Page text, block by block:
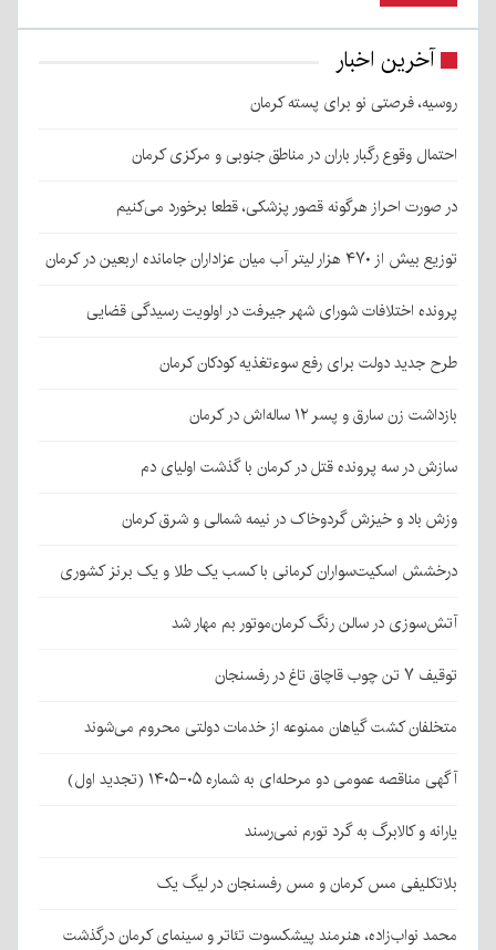
آخرین اخبار
روسیه، فرصتی نو برای پسته کرمان
احتمال وقوع رگبار باران در مناطق جنوبی و مرکزی کرمان
در صورت احراز هرگونه قصور پزشکی، قطعا برخورد می‌کنیم
توزیع بیش از ۴۷۰ هزار لیتر آب میان عزاداران جامانده اربعین در کرمان
پرونده اختلافات شورای شهر جیرفت در اولویت رسیدگی قضایی
طرح جدید دولت برای رفع سوءتغذیه کودکان کرمان
بازداشت زن سارق و پسر ۱۲ ساله‌اش در کرمان
سازش در سه پرونده قتل در کرمان با گذشت اولیای دم
وزش باد و خیزش گردوخاک در نیمه شمالی و شرق کرمان
درخشش اسکیت‌سواران کرمانی با کسب یک طلا و یک برنز کشوری
آتش‌سوزی در سالن رنگ کرمان‌موتور بم مهار شد
توقیف ۷ تن چوب قاچاق تاغ در رفسنجان
متخلفان کشت گیاهان ممنوعه از خدمات دولتی محروم می‌شوند
آگهی مناقصه عمومی دو مرحله‌ای به شماره ۰۵-۱۴۰۵ (تجدید اول)
یارانه و کالابرگ به گرد تورم نمی‌رسند
بلاتکلیفی مس کرمان و مس رفسنجان در لیگ یک
محمد نواب‌زاده، هنرمند پیشکسوت تئاتر و سینمای کرمان درگذشت